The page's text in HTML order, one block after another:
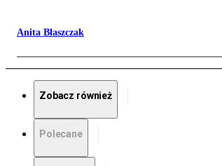
Anita Błaszczak
Zobacz również
Polecane